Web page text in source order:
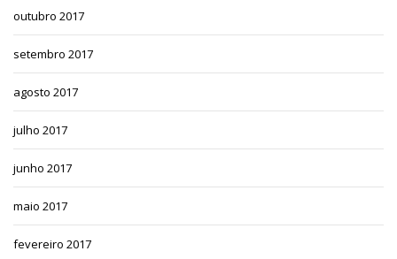
outubro 2017
setembro 2017
agosto 2017
julho 2017
junho 2017
maio 2017
fevereiro 2017